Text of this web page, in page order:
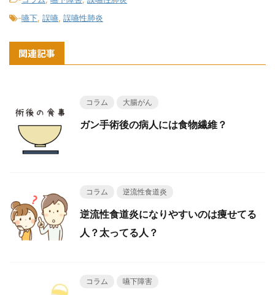
-嚥下, 誤嚥, 誤嚥性肺炎
関連記事
コラム 大腸がん
ガン手術後の病人には食物繊維？
コラム 逆流性食道炎
逆流性食道炎になりやすいのは痩せてる
人？太ってる人？
コラム 嚥下障害